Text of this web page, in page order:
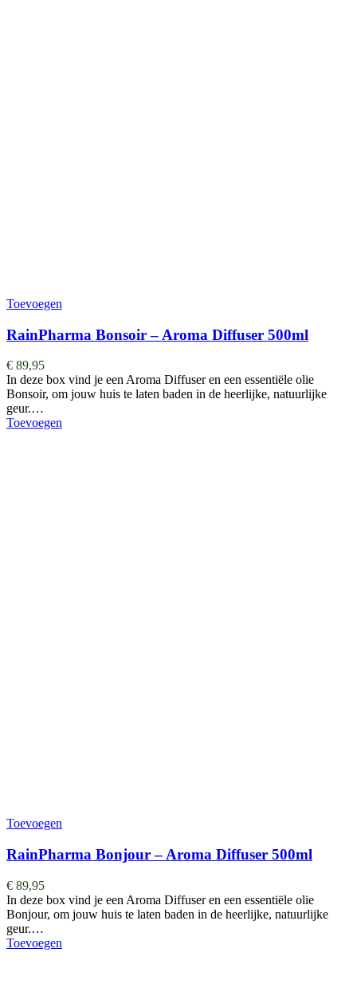
Toevoegen
RainPharma Bonsoir – Aroma Diffuser 500ml
€ 89,95
In deze box vind je een Aroma Diffuser en een essentiële olie
Bonsoir, om jouw huis te laten baden in de heerlijke, natuurlijke
geur.…
Toevoegen
Toevoegen
RainPharma Bonjour – Aroma Diffuser 500ml
€ 89,95
In deze box vind je een Aroma Diffuser en een essentiële olie
Bonjour, om jouw huis te laten baden in de heerlijke, natuurlijke
geur.…
Toevoegen